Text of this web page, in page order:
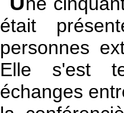
était
personnes
Elle s'est
échanges